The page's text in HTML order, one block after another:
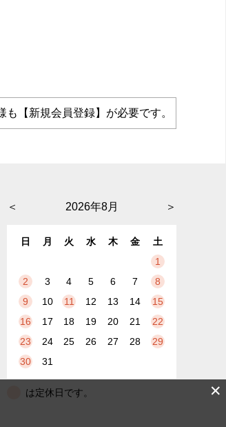
【新規会員登録】が必要です。
＜ ＞
2026年8月
日 月 火 水 木 金
土
1
2
3 4 5 6 7
8
9
10 11 12 13 14
15
16
17 18 19 20 21
22
23
24 25 26 27 28
29
30
31
は定休日です。 ✕